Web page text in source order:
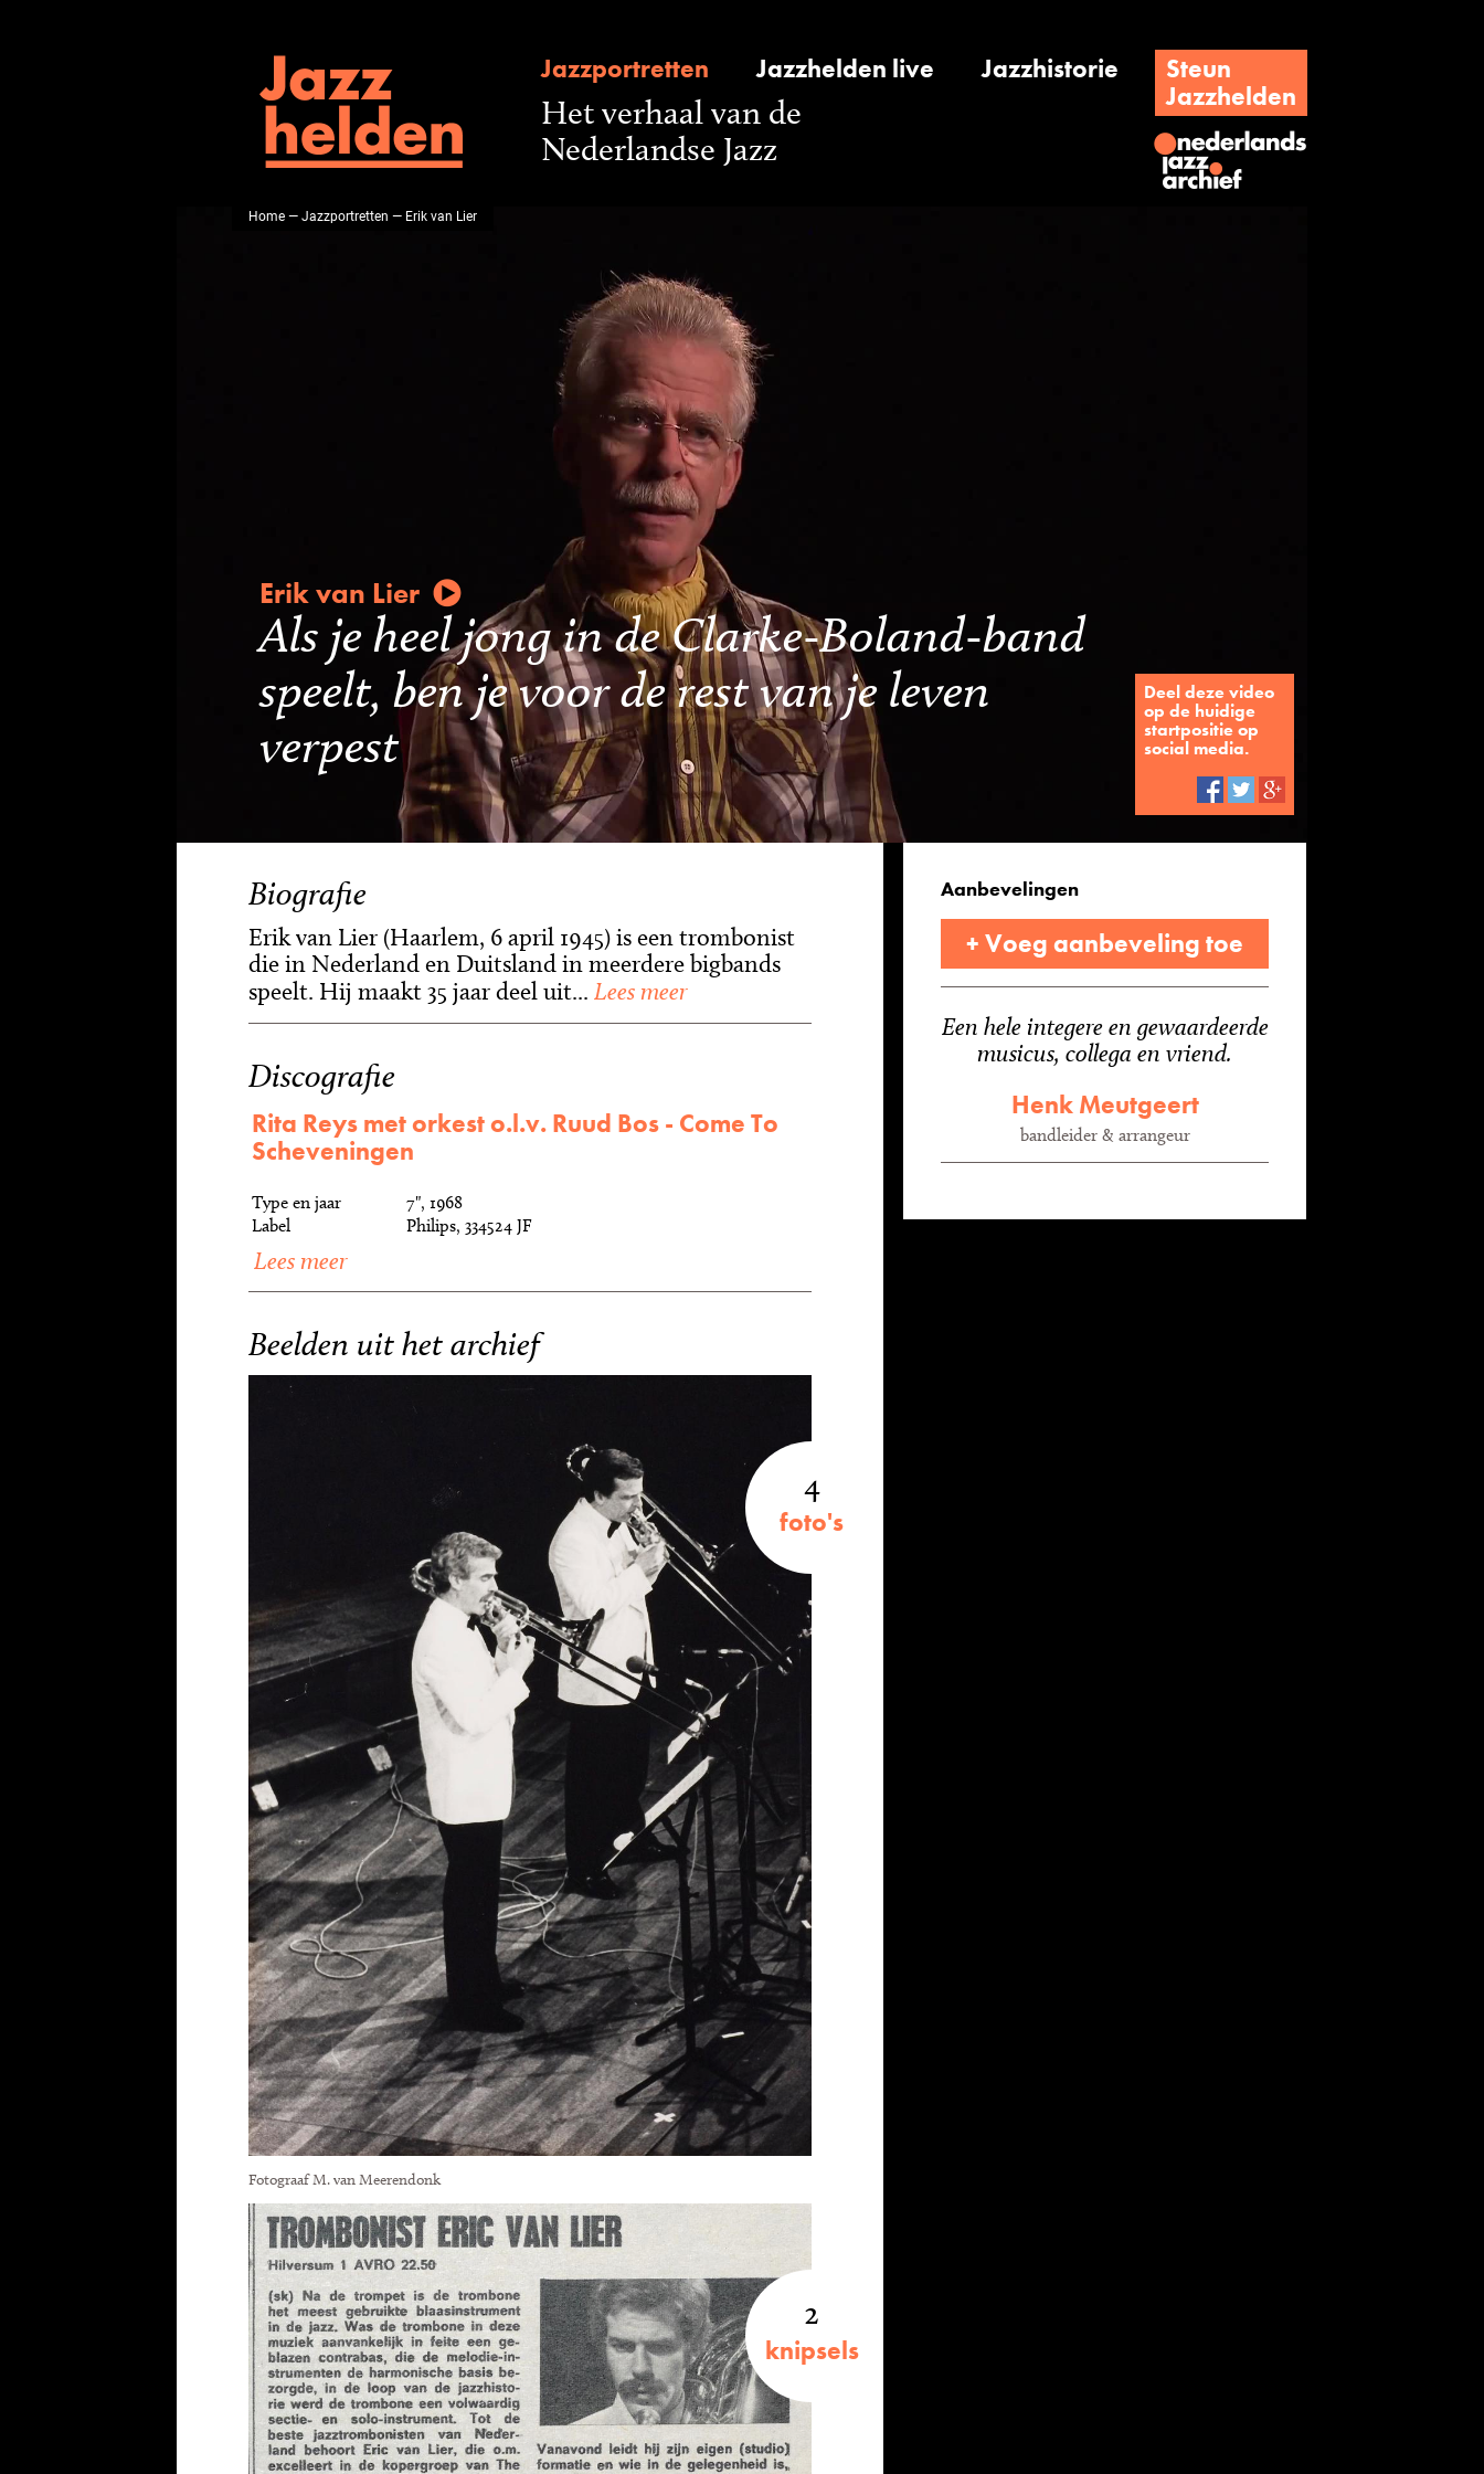
Jazzportretten Jazzhelden live Jazzhistorie
Steun
Jazzhelden
Het verhaal van de
Nederlandse Jazz
Home—Jazzportretten — Erik van Lier
Erik van Lier
Als je heel jong in de Clarke-Boland-band
speelt, ben je voor de rest van je leven
verpest
Deel deze video
op de huidige
startpositie op
social media.
Biografie
Erik van Lier (Haarlem, 6 april 1945) is een trombonist
die in Nederland en Duitsland in meerdere bigbands
speelt. Hij maakt 35 jaar deel uit... Lees meer
Discografie
Rita Reys met orkest o.l.v. Ruud Bos - Come To
Scheveningen
Type en jaar
7", 1968
Label
Philips, 334524 JF
Lees meer
Beelden uit het archief
4
foto's
Fotograaf M. van Meerendonk
2
knipsels
Aanbevelingen
+ Voeg aanbeveling toe
Een hele integere en gewaardeerde
musicus, collega en vriend.
Henk Meutgeert
bandleider & arrangeur